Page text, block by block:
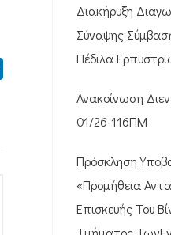
Διακήρυξη
Σύναψης
Πέδιλα
Ανακοίνωση
01/26-116ΠΜ
Πρόσκληση
«Προμήθεια
Επισκευής Του